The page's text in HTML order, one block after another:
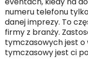
numeru telefonu
danej imprezy. To
firmy z branży.
tymczasowych jest o
tymczasowy jest ci